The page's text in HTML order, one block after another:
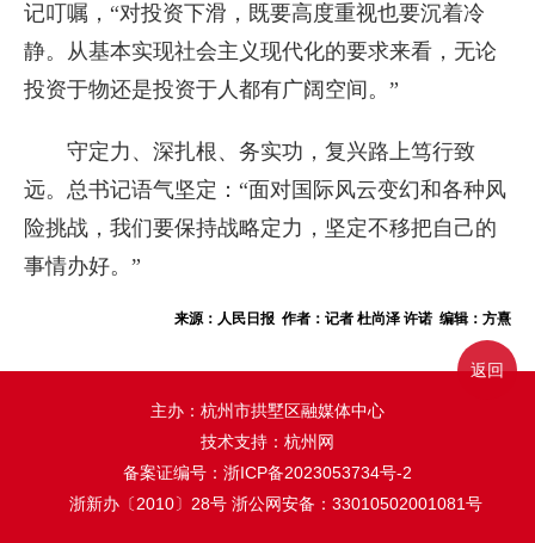
记叮嘱，“对投资下滑，既要高度重视也要沉着冷
静。从基本实现社会主义现代化的要求来看，无论
投资于物还是投资于人都有广阔空间。”
守定力、深扎根、务实功，复兴路上笃行致
远。总书记语气坚定：“面对国际风云变幻和各种风
险挑战，我们要保持战略定力，坚定不移把自己的
事情办好。”
来源：人民日报 作者：记者 杜尚泽 许诺 编辑：方熹
主办：杭州市拱墅区融媒体中心
技术支持：杭州网
备案证编号： 浙ICP备2023053734号-2
浙新办〔2010〕28号 浙公网安备：33010502001081号
返回